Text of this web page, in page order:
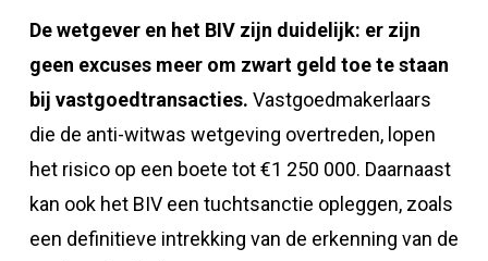
De wetgever en het BIV zijn duidelijk: er zijn
geen excuses meer om zwart geld toe te staan
bij vastgoedtransacties. Vastgoedmakerlaars
die de anti-witwas wetgeving overtreden, lopen
het risico op een boete tot €1 250 000. Daarnaast
kan ook het BIV een tuchtsanctie opleggen, zoals
een definitieve intrekking van de erkenning van de